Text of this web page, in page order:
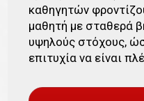
καθηγητών
μαθητή με σταθερά
υψηλούς στόχους,
επιτυχία να είναι